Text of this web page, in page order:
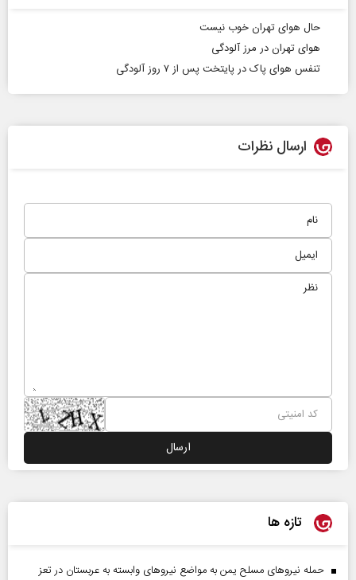
حال هوای تهران خوب نیست
هوای تهران در مرز آلودگی
تنفس هوای پاک در پایتخت پس از ۷ روز آلودگی
ارسال نظرات
تازه ها
حمله نیروهای مسلح یمن به مواضع نیروهای وابسته به عربستان در تعز